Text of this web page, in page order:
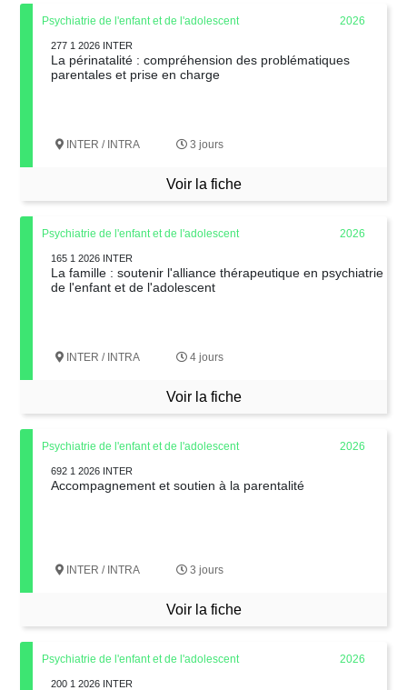
Psychiatrie de l'enfant et de l'adolescent 2026
277 1 2026 INTER
La périnatalité : compréhension des problématiques
parentales et prise en charge
INTER / INTRA 3 jours
Voir la fiche
Psychiatrie de l'enfant et de l'adolescent 2026
165 1 2026 INTER
La famille : soutenir l'alliance thérapeutique en psychiatrie
de l'enfant et de l'adolescent
INTER / INTRA 4 jours
Voir la fiche
Psychiatrie de l'enfant et de l'adolescent 2026
692 1 2026 INTER
Accompagnement et soutien à la parentalité
INTER / INTRA 3 jours
Voir la fiche
Psychiatrie de l'enfant et de l'adolescent 2026
200 1 2026 INTER